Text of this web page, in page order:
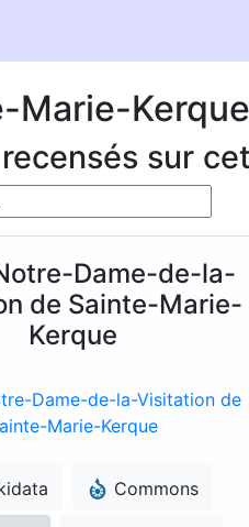
Marie-Kerque
sur
Dame-de-la-
de Sainte-Marie-
Kerque
Commons